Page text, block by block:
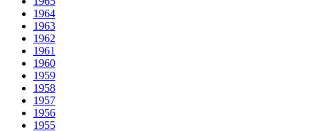
1964
1963
1962
1961
1960
1959
1958
1957
1956
1955